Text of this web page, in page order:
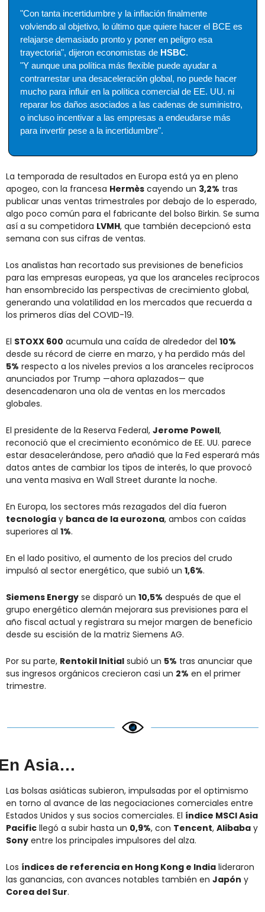
"Con tanta incertidumbre y la inflación finalmente
volviendo al objetivo, lo último que quiere hacer el BCE es
relajarse demasiado pronto y poner en peligro esa
trayectoria", dijeron economistas de HSBC.
"Y aunque una política más flexible puede ayudar a
contrarrestar una desaceleración global, no puede hacer
mucho para influir en la política comercial de EE. UU. ni
reparar los daños asociados a las cadenas de suministro,
o incluso incentivar a las empresas a endeudarse más
para invertir pese a la incertidumbre".
La temporada de resultados en Europa está ya en pleno
apogeo, con la francesa Hermès cayendo un 3,2% tras
publicar unas ventas trimestrales por debajo de lo esperado,
algo poco común para el fabricante del bolso Birkin. Se suma
así a su competidora LVMH, que también decepcionó esta
semana con sus cifras de ventas.
Los analistas han recortado sus previsiones de beneficios
para las empresas europeas, ya que los aranceles recíprocos
han ensombrecido las perspectivas de crecimiento global,
generando una volatilidad en los mercados que recuerda a
los primeros días del COVID-19.
El STOXX 600 acumula una caída de alrededor del 10%
5% respecto a los niveles previos a los aranceles recíprocos
anunciados por Trump —ahora aplazados— que
desencadenaron una ola de ventas en los mercados
globales.
El presidente de la Reserva Federal, Jerome Powell,
reconoció que el crecimiento económico de EE. UU. parece
estar desacelerándose, pero añadió que la Fed esperará más
datos antes de cambiar los tipos de interés, lo que provocó
una venta masiva en Wall Street durante la noche.
tecnología y banca de la eurozona, ambos con caídas
superiores al 1%.
En el lado positivo, el aumento de los precios del crudo
impulsó al sector energético, que subió un 1,6%.
Siemens Energy se disparó un 10,5% después de que el
grupo energético alemán mejorara sus previsiones para el
año fiscal actual y registrara su mejor margen de beneficio
desde su escisión de la matriz Siemens AG.
Por su parte, Rentokil Initial subió un 5% tras anunciar que
sus ingresos orgánicos crecieron casi un 2% en el primer
trimestre.
Asia…
Las bolsas asiáticas subieron, impulsadas por el optimismo
en torno al avance de las negociaciones comerciales entre
Estados Unidos y sus socios comerciales. El índice MSCI Asia
Pacific llegó a subir hasta un 0,9%, con Tencent, Alibaba y
Sony entre los principales impulsores del alza.
Los índices de referencia en Hong Kong e India lideraron
las ganancias, con avances notables también en Japón
y
Corea del Sur.